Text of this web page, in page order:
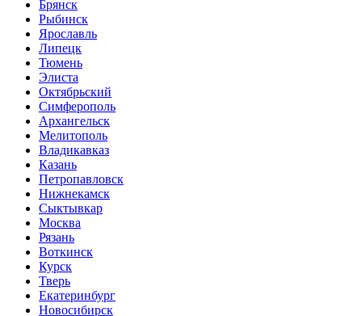
Брянск
Рыбинск
Ярославль
Липецк
Тюмень
Элиста
Октябрьский
Симферополь
Архангельск
Мелитополь
Владикавказ
Казань
Петропавловск
Нижнекамск
Сыктывкар
Москва
Рязань
Воткинск
Курск
Тверь
Екатеринбург
Новосибирск